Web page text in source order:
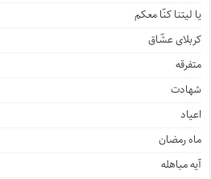
یا لیتنا کنّا معکم
کربلای عشّاق
متفرقه
شهادت
اعیاد
ماه رمضان
آیه مباهله